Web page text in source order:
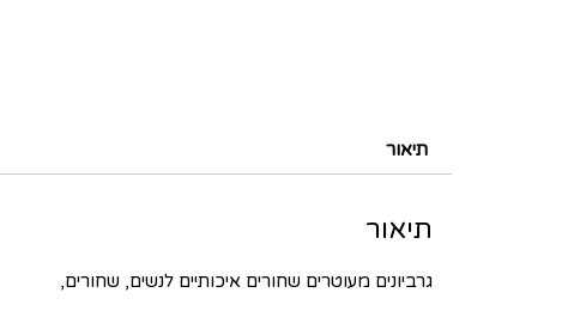
תיאור
תיאור
גרביונים מעוטרים שחורים איכותיים לנשים, שחורים,